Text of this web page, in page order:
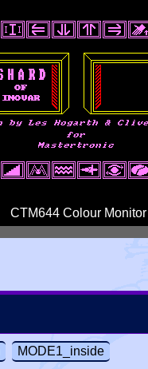
CTM644 Colour Monitor
MODE1_inside